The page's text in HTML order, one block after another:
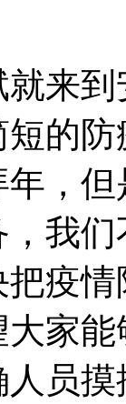
来
的
，
我
疫
家
员